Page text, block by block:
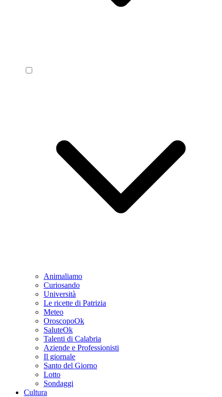
Animaliamo
Curiosando
Università
Le ricette di Patrizia
Meteo
OroscopoOk
SaluteOk
Talenti di Calabria
Aziende e Professionisti
Il giornale
Santo del Giorno
Lotto
Sondaggi
Cultura